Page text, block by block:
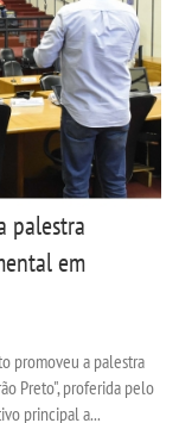
palestra
em
promoveu a palestra
Preto", proferida pelo
principal a...